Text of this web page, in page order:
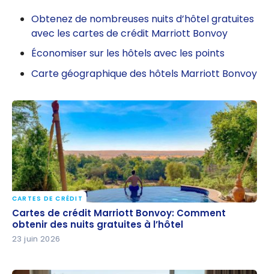
Obtenez de nombreuses nuits d’hôtel gratuites
avec les cartes de crédit Marriott Bonvoy
Économiser sur les hôtels avec les points
Carte géographique des hôtels Marriott Bonvoy
Cartes de crédit Marriott Bonvoy: Comment
obtenir des nuits gratuites à l’hôtel
CARTES DE CRÉDIT
Cartes de crédit Marriott Bonvoy: Comment
obtenir des nuits gratuites à l’hôtel
23 juin 2026